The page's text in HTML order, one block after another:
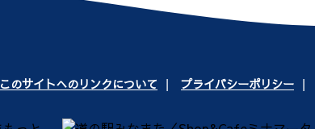
このサイトへのリンクについて プライバシーポリシー